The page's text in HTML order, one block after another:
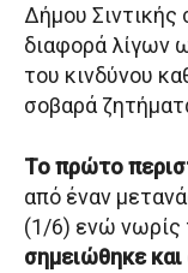
Δήμου Σιντικής
διαφορά λίγων
του κινδύνου
σοβαρά
Το πρώτο
από έναν
(1/6) ενώ νωρίς
σημειώθηκε